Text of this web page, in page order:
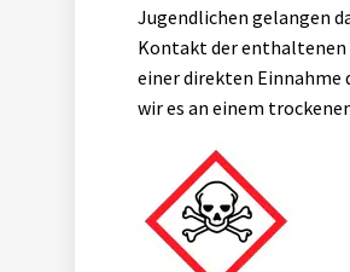
Jugendlichen gelangen
Kontakt der enthaltenen
einer direkten Einnahme
wir es an einem